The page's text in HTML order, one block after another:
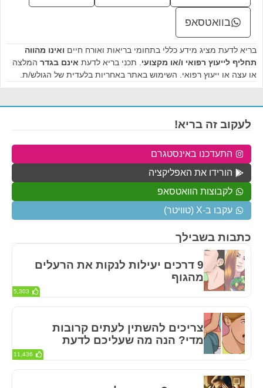
בוואטסאפ
בריא לדעת מציג מידע כללי בתחומי בריאות ואורח חיים ואינו מהווה
תחליף לייעוץ רפואי ו/או מקצועי . תכני בריא לדעת אינם בגדר המלצה
או עצה או ייעוץ רפואי. השימוש באתר באחריות בלעדית של הגולש/ת.
כתבות בשבילך
9 דרכים יעילות לנקות את הרעלים
מהגוף
5,303
צריכים להשתין לעתים קרובות
מדי? הנה מה שעליכם לדעת
11,436
לעקוב זה בריא!
התעדכנו באינסטגרם
הורידו את האפליקציה
לקבוצות הוואטסאפ
עקבו ב-X (טוויטר)